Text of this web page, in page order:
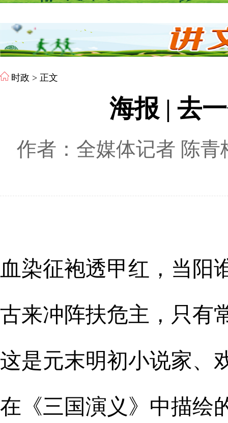
时政 > 正文
海报 | 去
作者：全媒体记者 陈青
血染征袍透甲红，当阳
古来冲阵扶危主，只有
这是元末明初小说家、
在《三国演义》中描绘